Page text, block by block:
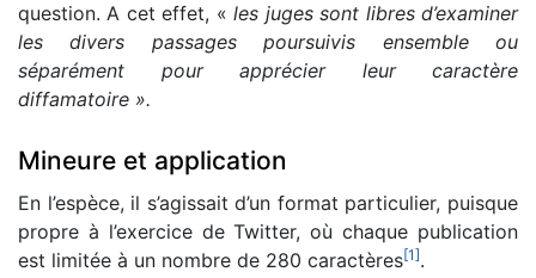
question. A cet effet, «les juges sont libres d’examiner
les divers passages poursuivis ensemble ou
séparément pour apprécier leur caractère
diffamatoire ».
Mineure et application
En l’espèce, il s’agissait d’un format particulier, puisque
propre à l’exercice de Twitter, où chaque publication
est limitée à un nombre de 280 caractères[1].